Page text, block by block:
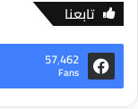
تابعنا
57٬462
Fans